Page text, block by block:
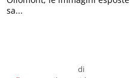
di
sa...